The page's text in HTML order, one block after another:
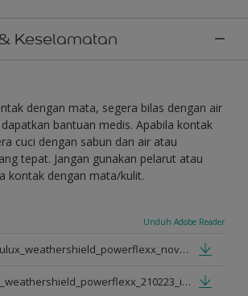
Keselamatan
dengan mata, segera bilas dengan air
bantuan medis. Apabila kontak
cuci dengan sabun dan air atau
tepat. Jangan gunakan pelarut atau
kontak dengan mata/kulit.
Unduh Adobe Reader
tds_a919_dulux_weathershield_powerflexx_nov_2022_id.pdf
a919_dulux_weathershield_powerflexx_210223_id.pdf